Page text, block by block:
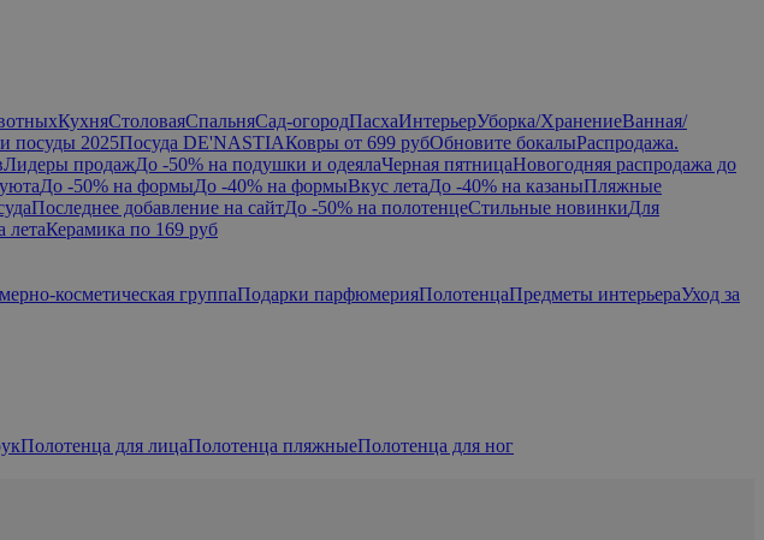
КухняСтоловаяСпальняСад-огородПасхаИнтерьерУборка/ХранениеВанная/
посуды 2025Посуда DE'NASTIAКовры от 699 рубОбновите бокалыРаспродажа.
Лидеры продажДо -50% на подушки и одеялаЧерная пятницаНовогодняя распродажа до
До -50% на формыДо -40% на формыВкус летаДо -40% на казаныПляжные
Последнее добавление на сайтДо -50% на полотенцеСтильные новинкиДля
летаКерамика по 169 руб
косметическая группаПодарки парфюмерияПолотенцаПредметы интерьераУход за
Полотенца для лицаПолотенца пляжныеПолотенца для ног